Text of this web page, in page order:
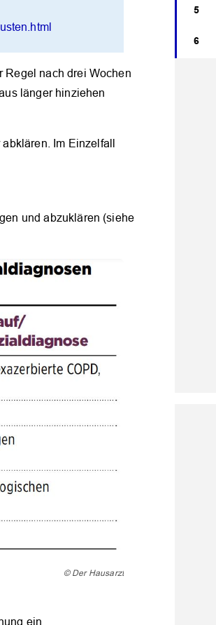
Regel nach drei Wochen
länger hinziehen
Im Einzelfall
und abzuklären (siehe
© Der Hausarzt
ein